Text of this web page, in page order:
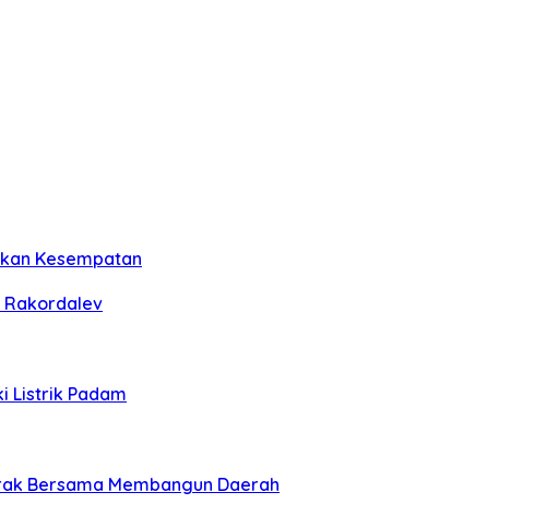
Kesempatan
Rakordalev
Listrik Padam
Bersama Membangun Daerah